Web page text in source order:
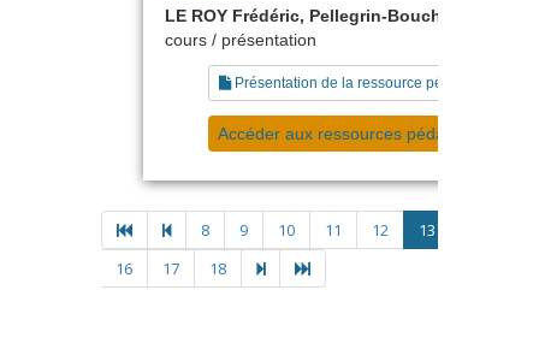
LE ROY Frédéric, Pellegrin-Boucher Estelle
cours / présentation
Présentation de la ressource pédagogique
Accéder aux ressources pédagogiques
8 9 10 11 12 13
16
17 18